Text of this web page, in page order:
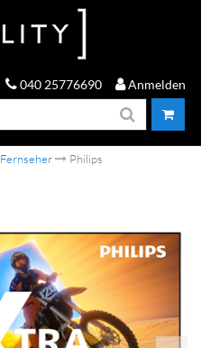
040 25776690 Anmelden
Fernseher
Philips